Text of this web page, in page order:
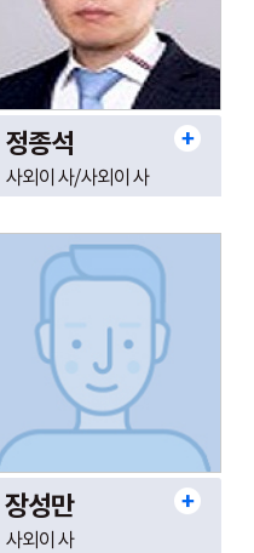
정종석
사외이사/사외이사
장성만
사외이사